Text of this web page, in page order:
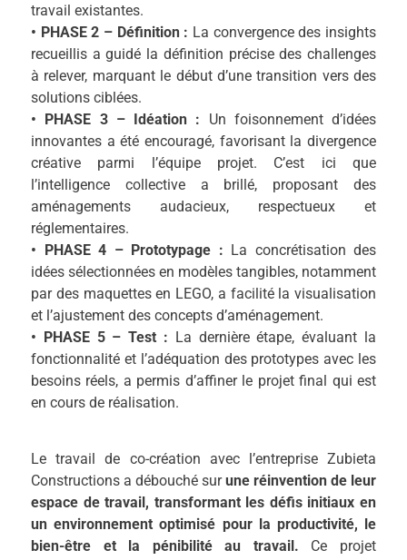
travail existantes.
• PHASE 2 – Définition : La convergence des insights
recueillis a guidé la définition précise des challenges
à relever, marquant le début d’une transition vers des
solutions ciblées.
• PHASE 3 – Idéation : Un foisonnement d’idées
innovantes a été encouragé, favorisant la divergence
créative parmi l’équipe projet. C’est ici que
l’intelligence collective a brillé, proposant des
aménagements audacieux, respectueux et
réglementaires.
• PHASE 4 – Prototypage : La concrétisation des
idées sélectionnées en modèles tangibles, notamment
par des maquettes en LEGO, a facilité la visualisation
et l’ajustement des concepts d’aménagement.
• PHASE 5 – Test : La dernière étape, évaluant la
fonctionnalité et l’adéquation des prototypes avec les
besoins réels, a permis d’affiner le projet final qui est
en cours de réalisation.
Le travail de co-création avec l’entreprise Zubieta
Constructions a débouché surune réinvention de leur
espace de travail, transformant les défis initiaux en
un environnement optimisé pour la productivité, le
bien-être et la pénibilité au travail. Ce projet